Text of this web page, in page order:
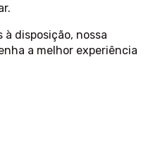
disposição, nossa
a melhor experiência